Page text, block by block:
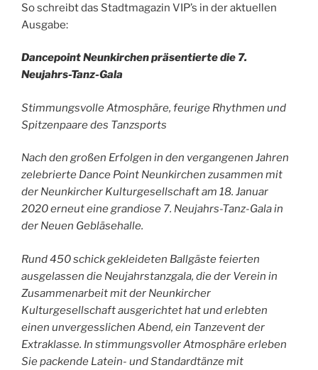
So schreibt das Stadtmagazin VIP’s in der aktuellen
Ausgabe:
Dancepoint Neunkirchen präsentierte die 7.
Neujahrs-Tanz-Gala
Stimmungsvolle Atmosphäre, feurige Rhythmen und
Spitzenpaare des Tanzsports
Nach den großen Erfolgen in den vergangenen Jahren
zelebrierte Dance Point Neunkirchen zusammen mit
der Neunkircher Kulturgesellschaft am 18. Januar
2020 erneut eine grandiose 7. Neujahrs-Tanz-Gala in
der Neuen Gebläsehalle.
Rund 450 schick gekleideten Ballgäste feierten
ausgelassen die Neujahrstanzgala, die der Verein in
Zusammenarbeit mit der Neunkircher
Kulturgesellschaft ausgerichtet hat und erlebten
einen unvergesslichen Abend, ein Tanzevent der
Extraklasse. In stimmungsvoller Atmosphäre erleben
Sie packende Latein- und Standardtänze mit